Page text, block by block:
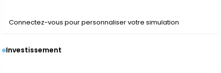
Connectez-vous pour personnaliser votre simulation
Investissement